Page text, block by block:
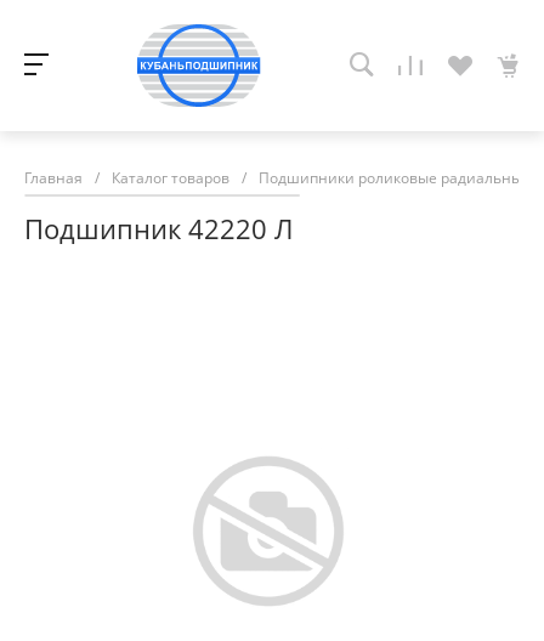
Главная / Каталог товаров / Подшипники роликовые радиальные
Подшипник 42220 Л